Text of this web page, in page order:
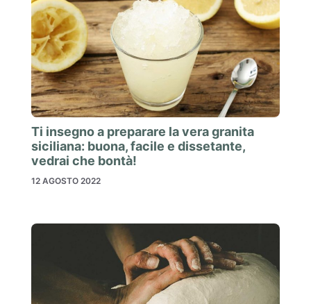
Ti insegno a preparare la vera granita
siciliana: buona, facile e dissetante,
vedrai che bontà!
12 AGOSTO 2022